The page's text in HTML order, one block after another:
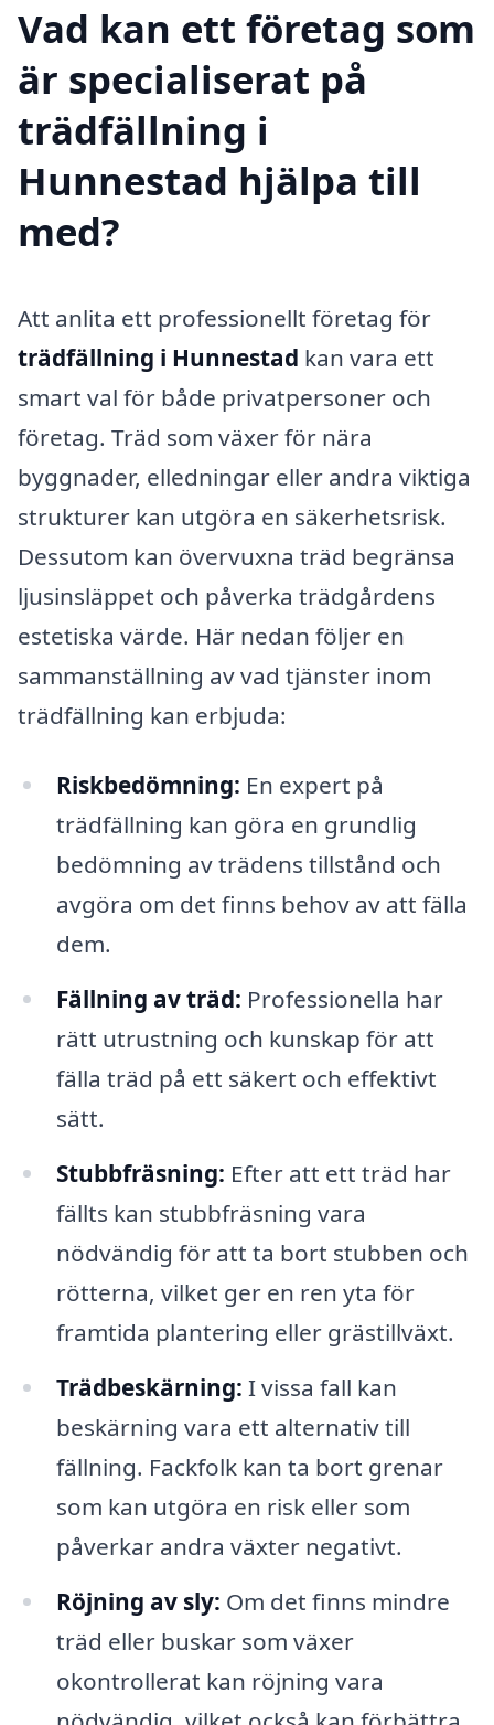
Vad kan ett företag som
är specialiserat på
trädfällning i
Hunnestad hjälpa till
med?
Att anlita ett professionellt företag för
trädfällning i Hunnestad kan vara ett
smart val för både privatpersoner och
företag. Träd som växer för nära
byggnader, elledningar eller andra viktiga
strukturer kan utgöra en säkerhetsrisk.
Dessutom kan övervuxna träd begränsa
ljusinsläppet och påverka trädgårdens
estetiska värde. Här nedan följer en
sammanställning av vad tjänster inom
trädfällning kan erbjuda:
Riskbedömning: En expert på
trädfällning kan göra en grundlig
bedömning av trädens tillstånd och
avgöra om det finns behov av att fälla
dem.
Fällning av träd: Professionella har
rätt utrustning och kunskap för att
fälla träd på ett säkert och effektivt
sätt.
Stubbfräsning: Efter att ett träd har
fällts kan stubbfräsning vara
nödvändig för att ta bort stubben och
rötterna, vilket ger en ren yta för
framtida plantering eller grästillväxt.
Trädbeskärning: I vissa fall kan
beskärning vara ett alternativ till
fällning. Fackfolk kan ta bort grenar
som kan utgöra en risk eller som
påverkar andra växter negativt.
Röjning av sly: Om det finns mindre
träd eller buskar som växer
okontrollerat kan röjning vara